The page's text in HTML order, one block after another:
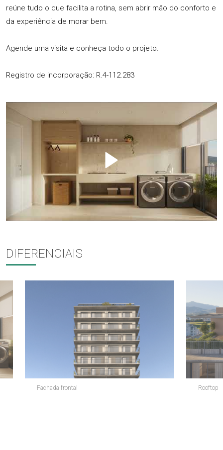
reúne tudo o que facilita a rotina, sem abrir mão do conforto e
da experiência de morar bem.
Agende uma visita e conheça todo o projeto.
Registro de incorporação: R.4-112.283
DIFERENCIAIS
Fachada frontal Rooftop